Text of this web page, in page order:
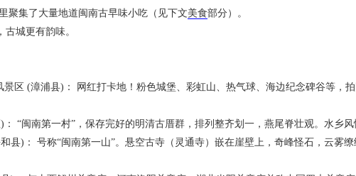
了大量地道闽南古早味小吃（见下文美食部分）。
更有韵味。
(漳浦县)： 网红打卡地！粉色城堡、彩虹山、热气球、海边纪念碑谷等，拍
闽南第一村”，保存完好的明清古厝群，排列整齐划一，燕尾脊壮观。水乡风
： 号称“闽南第一山”。悬空古寺（灵通寺）嵌在崖壁上，奇峰怪石，云雾缭